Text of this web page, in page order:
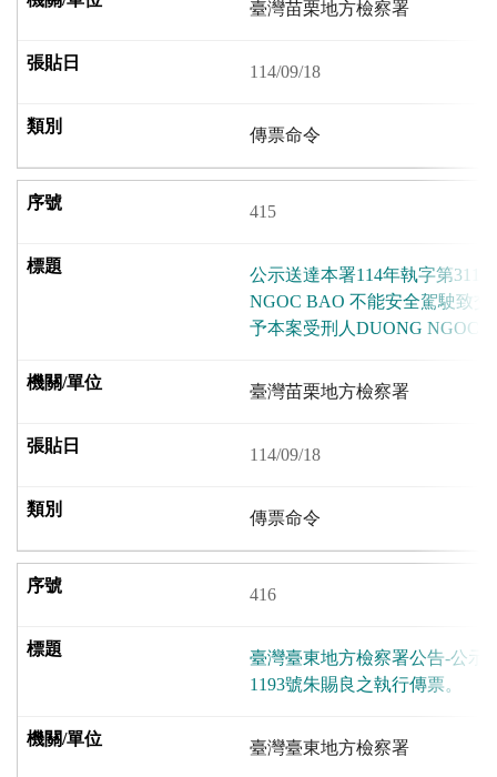
臺灣苗栗地方檢察署
114/09/18
傳票命令
415
公示送達本署114年執字第
NGOC BAO 不能安全駕駛致
予本案受刑人DUONG NGOC
臺灣苗栗地方檢察署
114/09/18
傳票命令
416
臺灣臺東地方檢察署公告-公示
1193號朱賜良之執行傳票。
臺灣臺東地方檢察署